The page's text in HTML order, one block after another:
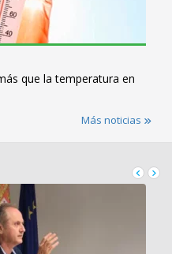
que la temperatura en
Más noticias